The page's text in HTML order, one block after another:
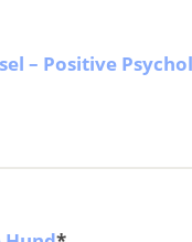
– Positive